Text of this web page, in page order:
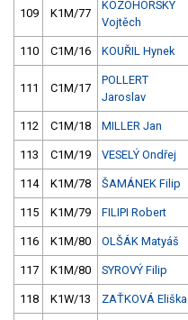
109 K1M/77
KOZOHORSKÝ
Vojtěch
110 C1M/16 KOUŘIL Hynek
111 C1M/17
POLLERT
Jaroslav
112 C1M/18 MILLER Jan
113 C1M/19 VESELÝ Ondřej
114 K1M/78 ŠAMÁNEK Filip
115 K1M/79 FILIPI Robert
116 K1M/80 OLŠÁK Matyáš
117 K1M/80 SYROVÝ Filip
118 K1W/13 ZAŤKOVÁ Eliška